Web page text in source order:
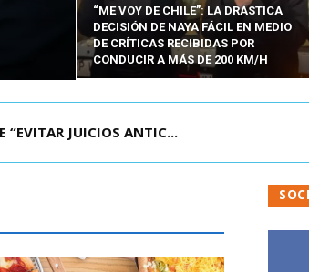
“ME VOY DE CHILE”: LA DRÁSTICA
DECISIÓN DE NAYA FÁCIL EN MEDIO
DE CRÍTICAS RECIBIDAS POR
CONDUCIR A MÁS DE 200 KM/H
JUICIOS ANTIC...
LOS TRES REQU...